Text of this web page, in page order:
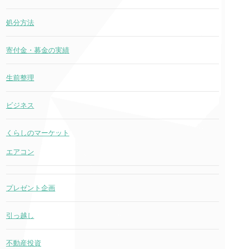
処分方法
寄付金・募金の実績
生前整理
ビジネス
くらしのマーケット
エアコン
プレゼント企画
引っ越し
不動産投資